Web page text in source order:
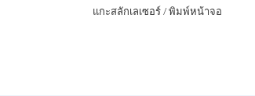
แกะสลักเลเซอร์ / พิมพ์หน้าจอ